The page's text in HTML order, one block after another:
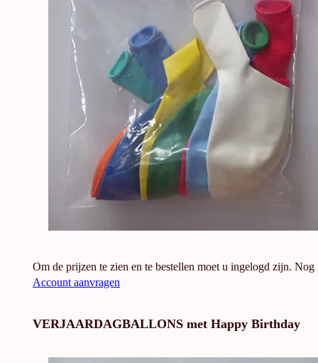
Om de prijzen te zien en te bestellen moet u ingelogd zijn. Nog
Account aanvragen
VERJAARDAGBALLONS met Happy Birthday